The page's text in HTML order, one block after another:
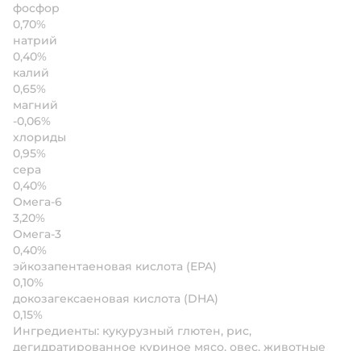
фосфор
0,70%
натрий
0,40%
калий
0,65%
магний
-0,06%
хлориды
0,95%
сера
0,40%
Омега-6
3,20%
Омега-3
0,40%
эйкозапентаеновая кислота (EPA)
0,10%
докозагексаеновая кислота (DHA)
0,15%
Ингредиенты: кукурузный глютен, рис,
дегидратированное куриное мясо, овес, животные